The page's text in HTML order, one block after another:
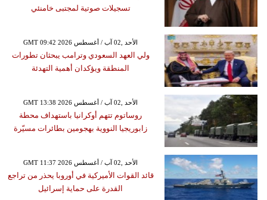
تسجيلات صوتية لمجتبى خامنئي
GMT 09:42 2026 الأحد ,02 آب / أغسطس
ولي العهد السعودي وترامب يبحثان تطورات
المنطقة ويؤكدان أهمية التهدئة
GMT 13:38 2026 الأحد ,02 آب / أغسطس
روساتوم تتهم أوكرانيا باستهداف محطة
زابوريجيا النووية بهجومين بطائرات مسيّرة
GMT 11:37 2026 الأحد ,02 آب / أغسطس
قائد القوات الأميركية في أوروبا يحذر من تراجع
القدرة على حماية إسرائيل